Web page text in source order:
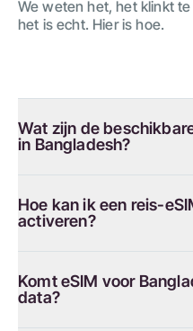
We weten het, het klinkt
het is echt. Hier is hoe.
Wat zijn de
in Bangladesh?
Hoe kan ik een reis-
activeren?
Komt eSIM voor
data?